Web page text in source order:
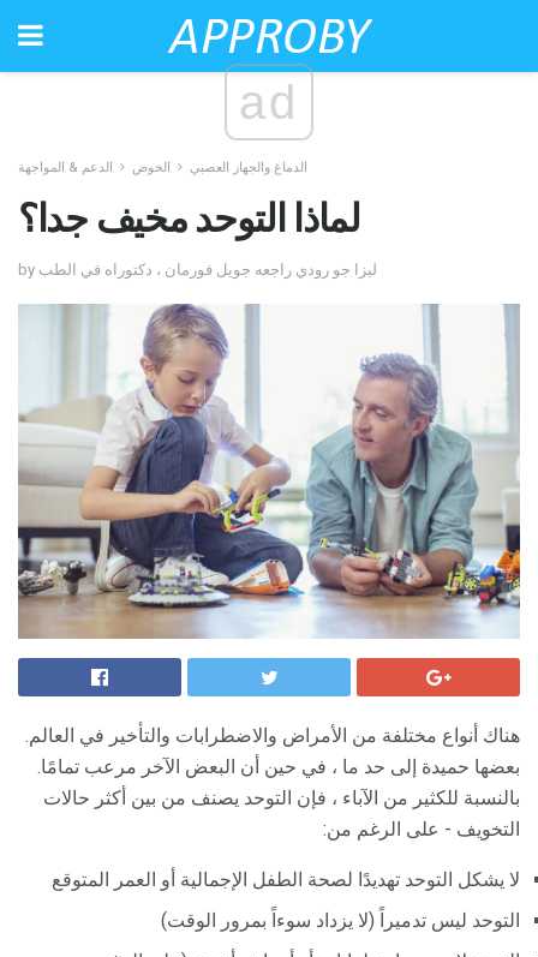
ad
الدماغ والجهاز العصبي الخوض الدعم & المواجهة
لماذا التوحد مخيف جدا؟
by ليزا جو رودي راجعه جويل فورمان ، دكتوراه في الطب
هناك أنواع مختلفة من الأمراض والاضطرابات والتأخير في العالم.
بعضها حميدة إلى حد ما ، في حين أن البعض الآخر مرعب تمامًا.
بالنسبة للكثير من الآباء ، فإن التوحد يصنف من بين أكثر حالات
التخويف - على الرغم من:
لا يشكل التوحد تهديدًا لصحة الطفل الإجمالية أو العمر المتوقع
التوحد ليس تدميراً (لا يزداد سوءاً بمرور الوقت)